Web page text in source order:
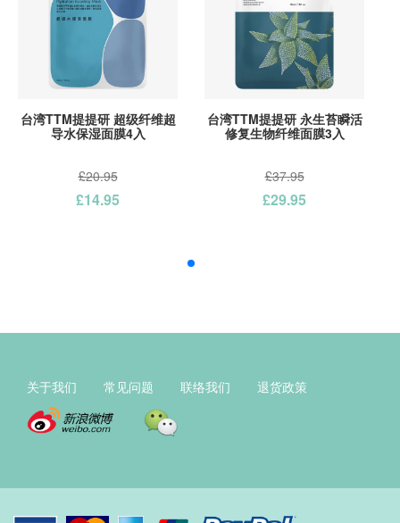
台湾TTM提提研 超级纤维超
导水保湿面膜4入
£20.95
£14.95
台湾TTM提提研 永生苔瞬活
修复生物纤维面膜3入
£37.95
£29.95
关于我们 常见问题 联络我们 退货政策